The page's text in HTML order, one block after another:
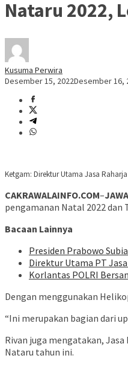
Nataru 2022,
Kusuma Perwira
Desember 15, 2022Desember 16,
Ketgam: Direktur Utama Jasa
CAKRAWALAINFO.COM–
pengamanan Natal 2022
Bacaan Lainnya
Presiden Prabowo
Direktur Utama PT
Korlantas POLRI
Dengan menggunakan
“Ini merupakan bagian dari
Rivan juga mengatakan,
Nataru tahun ini.